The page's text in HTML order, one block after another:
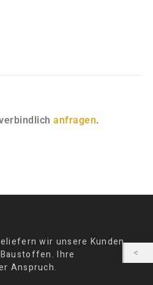
anfragen.
wir unsere Kunden
Ihre
Anspruch.